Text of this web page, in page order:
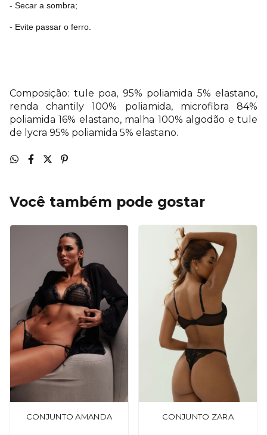
- Secar a sombra;
- Evite passar o ferro.
Composição: tule poa, 95% poliamida 5% elastano,
renda chantily 100% poliamida, microfibra 84%
poliamida 16% elastano, malha 100% algodão e tule
de lycra 95% poliamida 5% elastano.
Você também pode gostar
CONJUNTO AMANDA CONJUNTO ZARA